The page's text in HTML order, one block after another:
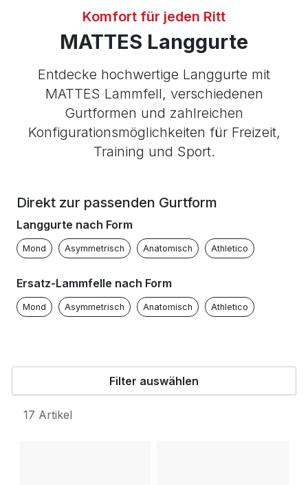
Komfort für jeden Ritt
MATTES Langgurte
Entdecke hochwertige Langgurte mit
MATTES Lammfell, verschiedenen
Gurtformen und zahlreichen
Konfigurationsmöglichkeiten für Freizeit,
Training und Sport.
Direkt zur passenden Gurtform
Langgurte nach Form
Mond Asymmetrisch Anatomisch Athletico
Ersatz-Lammfelle nach Form
Mond Asymmetrisch Anatomisch Athletico
Filter auswählen
17 Artikel